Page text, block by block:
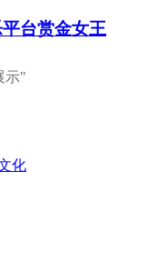
台赏金女王
化
示"